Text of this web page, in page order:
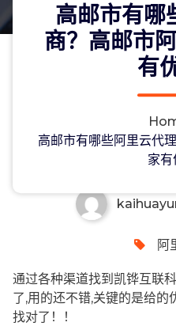
高邮市有哪
商？高邮市
有
高邮市有哪些阿里云代
家
里云代理哪家有优
阿
通过各种渠道找到凯铧互联
了,用的还不错,关键的是给
找对了！！